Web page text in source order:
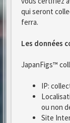
qui seront
ferra.
Les données
JapanFigs™
IP:
ou non
Site